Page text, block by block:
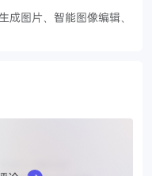
图片、智能图像编辑、